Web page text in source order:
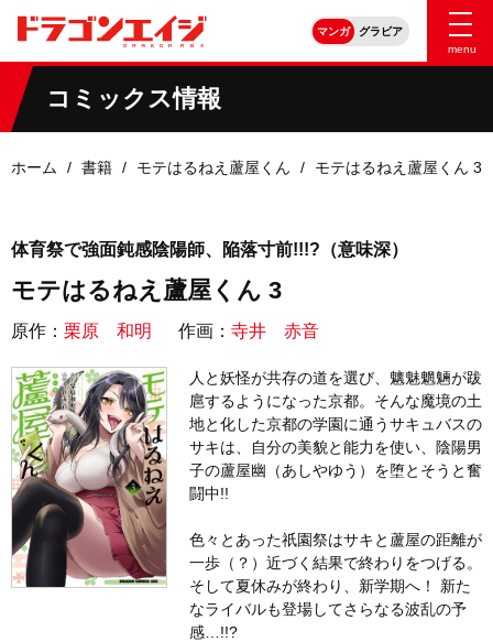
マンガ
グラビア
menu
コミックス情報
ホーム 書籍 モテはるねえ蘆屋くん モテはるねえ蘆屋くん 3
体育祭で強面鈍感陰陽師、陥落寸前!!!?（意味深）
モテはるねえ蘆屋くん 3
原作： 栗原 和明 作画： 寺井 赤音
人と妖怪が共存の道を選び、魑魅魍魎が跋
扈するようになった京都。そんな魔境の土
地と化した京都の学園に通うサキュバスの
サキは、自分の美貌と能力を使い、陰陽男
子の蘆屋幽（あしやゆう）を堕とそうと奮
闘中!!
色々とあった祇園祭はサキと蘆屋の距離が
一歩（？）近づく結果で終わりをつげる。
そして夏休みが終わり、新学期へ！ 新た
なライバルも登場してさらなる波乱の予
感…!!?